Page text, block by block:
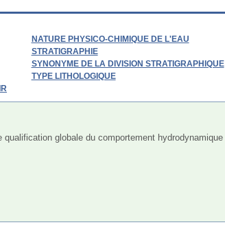
NATURE PHYSICO-CHIMIQUE DE L'EAU
STRATIGRAPHIE
SYNONYME DE LA DIVISION STRATIGRAPHIQUE
TYPE LITHOLOGIQUE